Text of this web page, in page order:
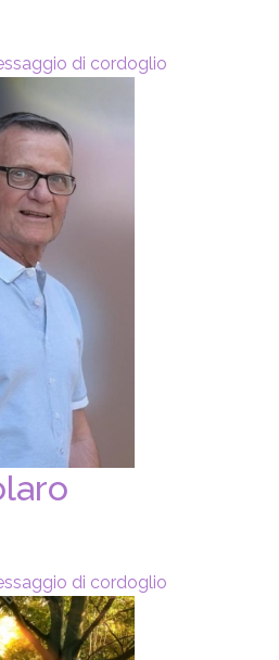
di cordoglio
di cordoglio